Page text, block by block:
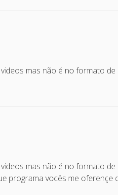
mas não é no formato de
mas não é no formato de
programa vocês me oferençe